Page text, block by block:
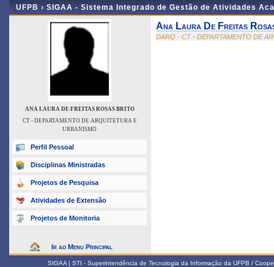
UFPB › SIGAA - Sistema Integrado de Gestão de Atividades
ANA LAURA DE FREITAS ROSAS BRITO
CT - DEPARTAMENTO DE ARQUITETURA E
URBANISMO
Perfil Pessoal
Disciplinas Ministradas
Projetos de Pesquisa
Atividades de Extensão
Projetos de Monitoria
Ir ao Menu Principal
Ana Laura De Freitas
DARQ - CT - DEPARTAMENTO DE
SIGAA | STI - Superintendência de Tecnologia da Informação da UFPB /